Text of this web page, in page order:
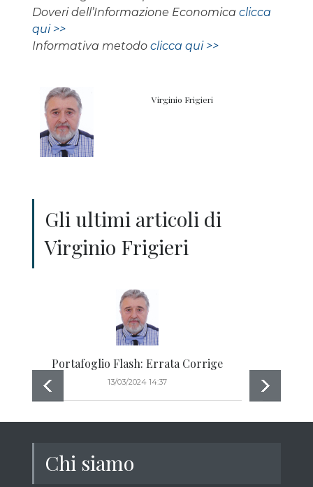
Doveri dell’Informazione Economica clicca
qui >>
Informativa metodo clicca qui >>
Virginio Frigieri
Gli ultimi articoli di
Virginio Frigieri
Portafoglio Flash: Errata Corrige
13/03/2024 14:37
Chi siamo